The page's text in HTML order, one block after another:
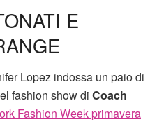
E
Lopez indossa un paio di
fashion show di Coach
Fashion Week primavera